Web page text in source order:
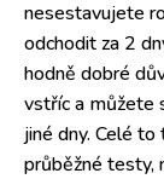
nesestavujete
odchodit za 2
hodně dobré
vstříc a můžete
jiné dny. Celé
průběžné testy,